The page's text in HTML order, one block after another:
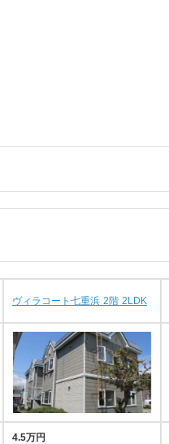
ヴィラコート七重浜 2階 2LDK
4.5万円